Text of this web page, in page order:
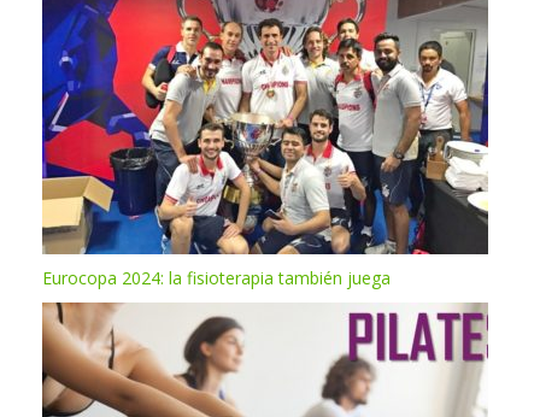
Eurocopa 2024: la fisioterapia también juega